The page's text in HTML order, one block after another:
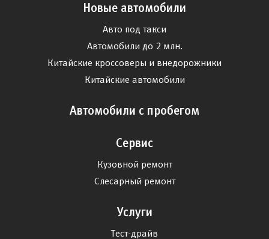
Новые автомобили
Авто под такси
Автомобили до 2 млн.
Китайские кроссоверы и внедорожники
Китайские автомобили
Автомобили с пробегом
Сервис
Кузовной ремонт
Слесарный ремонт
Услуги
Тест-драйв